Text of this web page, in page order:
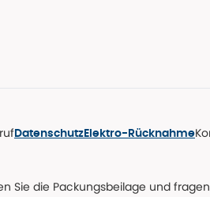
Datenschutz Elektro-Rücknahme
Sie die Packungsbeilage und